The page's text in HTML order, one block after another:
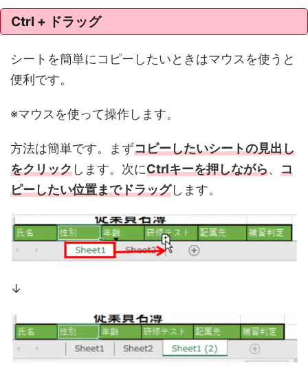
Ctrl + ドラッグ
シートを簡単にコピーしたいときはマウスを使うと
便利です。
※マウスを使って操作します。
方法は簡単です。まずコピーしたいシートの見出し
をクリックします。次にCtrlキーを押しながら、 コ
ピーしたい位置までドラッグします。
↓